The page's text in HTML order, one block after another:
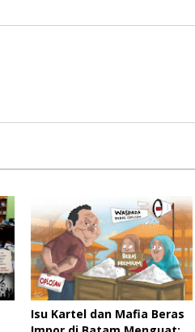
Isu Kartel dan Mafia Beras